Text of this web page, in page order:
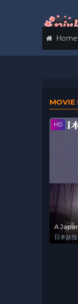
Home
MOVIE
HD
A
日本妖